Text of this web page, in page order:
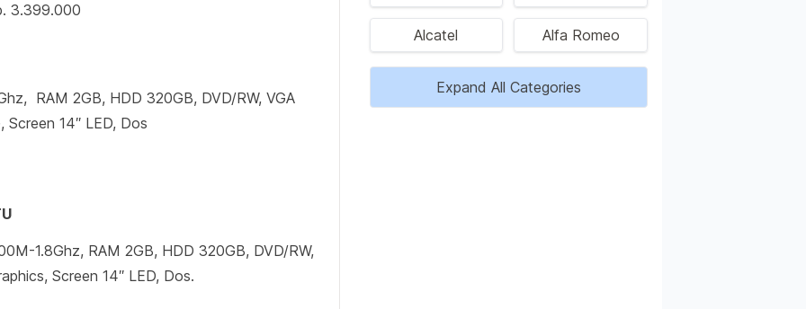
3.399.000
RAM 2GB, HDD 320GB, DVD/RW, VGA
Screen 14″ LED, Dos
1.8Ghz, RAM 2GB, HDD 320GB, DVD/RW,
Screen 14″ LED, Dos.
Alcatel Alfa Romeo
Expand All Categories